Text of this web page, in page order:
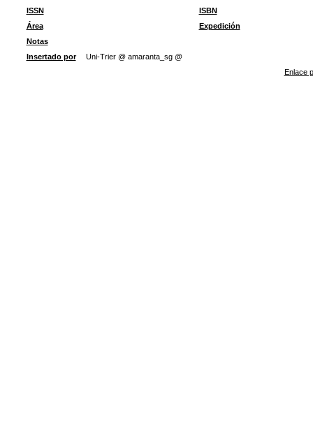
ISSN
ISBN
Área
Expedición
Notas
Insertado por
Uni-Trier @ amaranta_sg @
Enlace